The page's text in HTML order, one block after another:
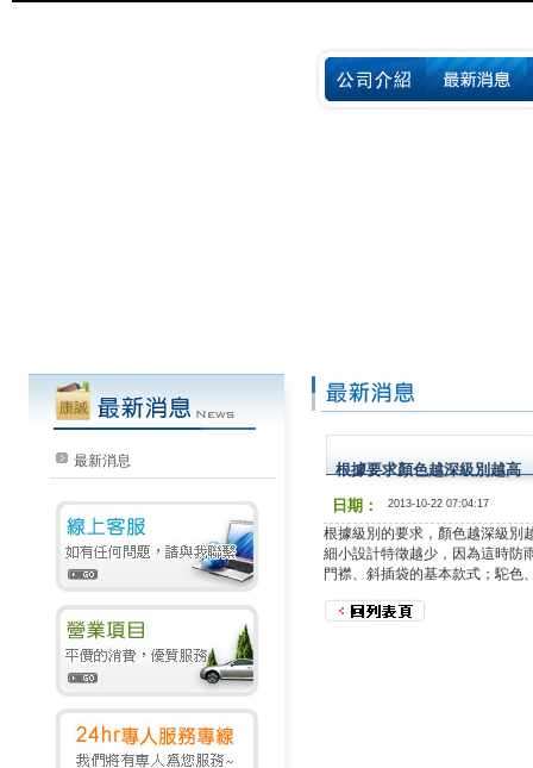
最新消息
根據要求顏色越深級別越高
日期：
2013-10-22 07:04:17
根據級別的要求，顏色越深級別
細小設計特徵越少，因為這時防
門襟、斜插袋的基本款式；駝色